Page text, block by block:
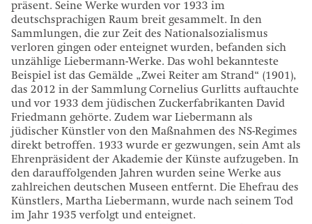
präsent. Seine Werke wurden vor 1933 im
deutschsprachigen Raum breit gesammelt. In den
Sammlungen, die zur Zeit des Nationalsozialismus
verloren gingen oder enteignet wurden, befanden sich
unzählige Liebermann-Werke. Das wohl bekannteste
Beispiel ist das Gemälde „Zwei Reiter am Strand“ (1901),
das 2012 in der Sammlung Cornelius Gurlitts auftauchte
und vor 1933 dem jüdischen Zuckerfabrikanten David
Friedmann gehörte. Zudem war Liebermann als
jüdischer Künstler von den Maßnahmen des NS-Regimes
direkt betroffen. 1933 wurde er gezwungen, sein Amt als
Ehrenpräsident der Akademie der Künste aufzugeben. In
den darauffolgenden Jahren wurden seine Werke aus
zahlreichen deutschen Museen entfernt. Die Ehefrau des
Künstlers, Martha Liebermann, wurde nach seinem Tod
im Jahr 1935 verfolgt und enteignet.